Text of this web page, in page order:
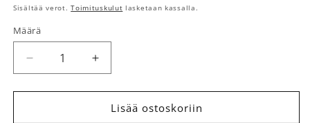
Sisältää verot.Toimituskulut lasketaan kassalla.
Määrä
Määrä
Vähennä tuotteen Polttokammion eristeet määrää
Lisää tuotteen Polttokammion eristeet
Lisää ostoskoriin